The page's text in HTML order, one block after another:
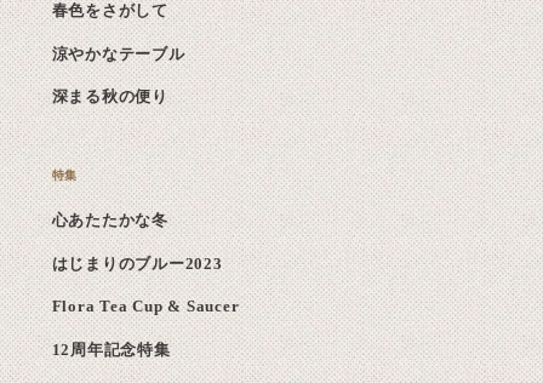
春色をさがして
涼やかなテーブル
深まる秋の便り
心あたたかな冬
はじまりのブルー2023
Flora Tea Cup & Saucer
12周年記念特集